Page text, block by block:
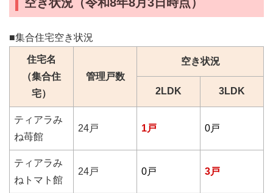
■集合住宅空き状況
住宅名
（集合住
宅）
管理戸数
空き状況
2LDK 3LDK
ティアラみ
ね苺館
24戸 1戸 0戸
ティアラみ
ねトマト館
24戸 0戸 3戸